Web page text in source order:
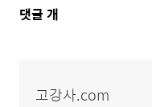
댓
댓글 개
고강사.com